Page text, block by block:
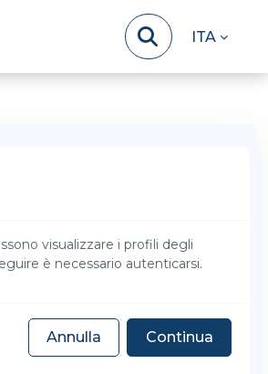
ITA
visualizzare i profili degli
è necessario autenticarsi.
Annulla Continua